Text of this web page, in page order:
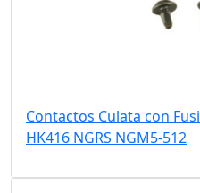
Contactos Culata con
HK416 NGRS NGM5-512